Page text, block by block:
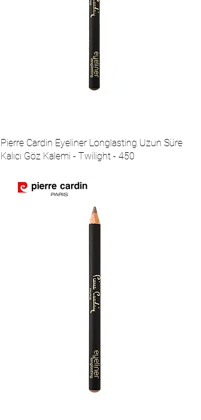
Pierre Cardin Eyeliner Longlasting Uzun Süre
Kalıcı Göz Kalemi - Twilight - 450